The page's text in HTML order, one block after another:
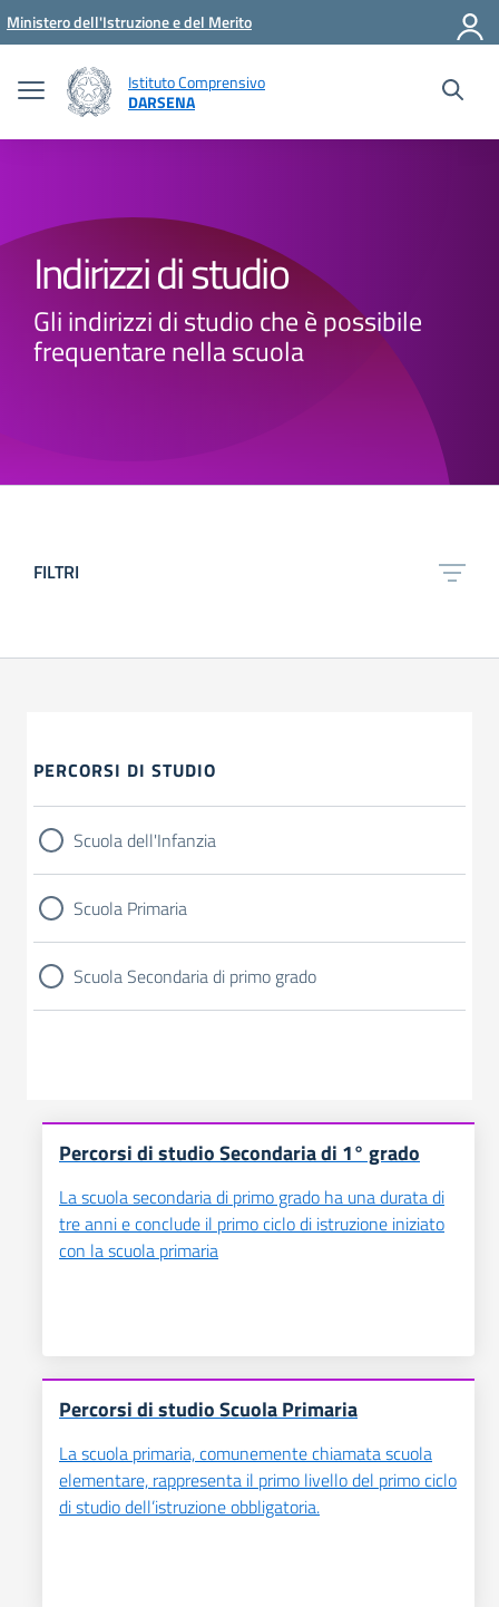
Vai ai contenuti
Vai al menu di navigazione
Vai al footer
Ministero dell'Istruzione e del Merito
Istituto Comprensivo
DARSENA
Indirizzi di studio
Gli indirizzi di studio che è possibile
frequentare nella scuola
FILTRI
PERCORSI DI STUDIO
Scuola dell'Infanzia
Scuola Primaria
Scuola Secondaria di primo grado
Percorsi di studio Secondaria di 1° grado
La scuola secondaria di primo grado ha una durata di
tre anni e conclude il primo ciclo di istruzione iniziato
con la scuola primaria
Percorsi di studio Scuola Primaria
La scuola primaria, comunemente chiamata scuola
elementare, rappresenta il primo livello del primo ciclo
di studio dell’istruzione obbligatoria.